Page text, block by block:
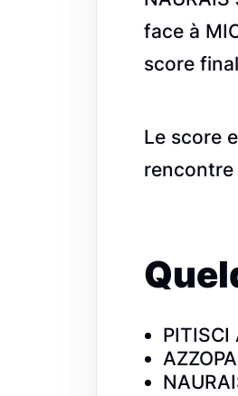
face à
score
Le score
rencontre